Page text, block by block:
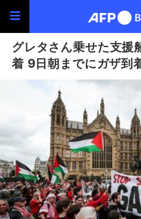
グレタさん乗せた支援
着 9日朝までにガザ到